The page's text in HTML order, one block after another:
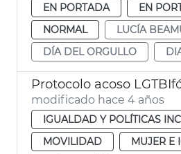
EN PORTADA
EN
NORMAL
LUCÍA
DÍA DEL ORGULLO
Protocolo acoso
modificado hace 4 años
IGUALDAD Y POLÍTICAS
MOVILIDAD
MUJER E